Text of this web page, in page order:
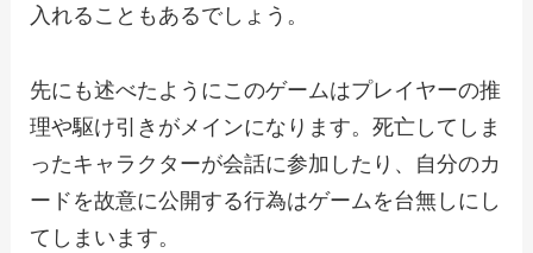
入れることもあるでしょう。
先にも述べたようにこのゲームはプレイヤーの推
理や駆け引きがメインになります。死亡してしま
ったキャラクターが会話に参加したり、自分のカ
ードを故意に公開する行為はゲームを台無しにし
てしまいます。